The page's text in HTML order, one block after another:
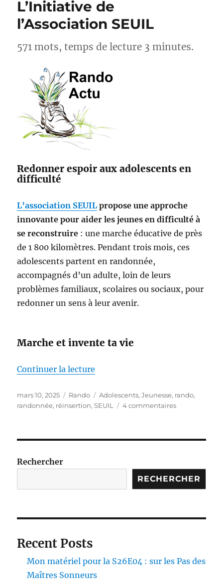
L’Initiative de
l’Association SEUIL
571 mots, temps de lecture 3 minutes.
Redonner espoir aux adolescents en
difficulté
L’association SEUIL propose une approche
innovante pour aider les jeunes en difficulté à
se reconstruire : une marche éducative de près
de 1 800 kilomètres. Pendant trois mois, ces
adolescents partent en randonnée,
accompagnés d’un adulte, loin de leurs
problèmes familiaux, scolaires ou sociaux, pour
redonner un sens à leur avenir.
Marche et invente ta vie
Continuer la lecture
Publié
le
mars 10, 2025 Catégories
Rando Étiquettes
Adolescents,Jeunesse, rando,
randonnée, réinsertion,SEUIL 4 commentairessur
leur
réinsertion
par
–
SEUIL
Rechercher
RECHERCHER
Recent Posts
Mon matériel pour la S26E04 : sur les Pas des
Maîtres Sonneurs